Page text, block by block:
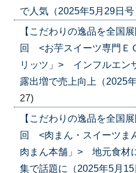
で人気（2025年5月29日
【こだわりの逸品を全国
回 <お芋スイーツ専門Ｅ
リッツ」> インフルエン
露出増で売上向上（2025
27)
【こだわりの逸品を全国
回 <肉まん・スイーツま
肉まん本舗」> 地元食材
集で話題に（2025年5月